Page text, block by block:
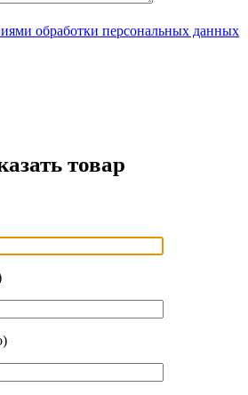
обработки персональных данных
товар